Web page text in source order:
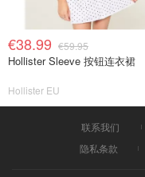
€38.99 €59.95
Hollister Sleeve 按钮连衣裙
Hollister EU
联系我们
隐私条款